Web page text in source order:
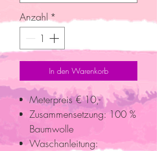
Anzahl*
In den Warenkorb
Meterpreis € 10,-
Zusammensetzung: 100 %
Baumwolle
Waschanleitung: